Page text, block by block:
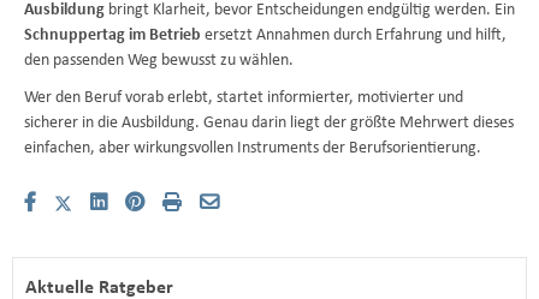
Ausbildung bringt Klarheit, bevor Entscheidungen endgültig werden. Ein
Schnuppertag im Betrieb ersetzt Annahmen durch Erfahrung und hilft,
den passenden Weg bewusst zu wählen.
Wer den Beruf vorab erlebt, startet informierter, motivierter und
sicherer in die Ausbildung. Genau darin liegt der größte Mehrwert dieses
einfachen, aber wirkungsvollen Instruments der Berufsorientierung.
Aktuelle Ratgeber